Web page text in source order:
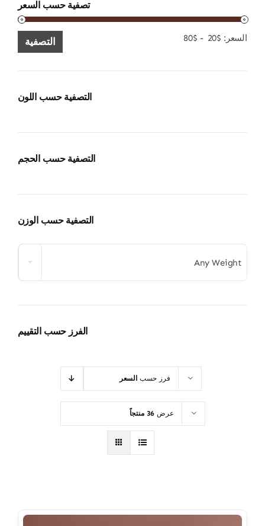
تصفية حسب السعر
الحد
للسعر
الحد
للسعر
التصفية السعر: $20
-
$80
التصفية حسب اللون
التصفية حسب الحجم
التصفية حسب الوزن
Any Weight
الفرز حسب التقييم
فرز حسبالسعر
عرض 36 منتجاً